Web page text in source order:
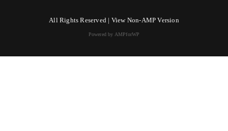
All Rights Reserved | View Non-AMP Version
Powered by AMPforWP